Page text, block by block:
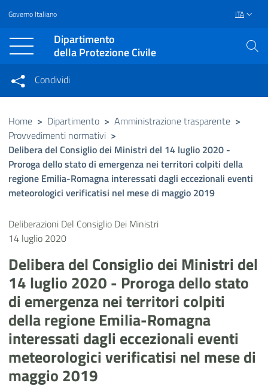
Vai al contenuto principale
Raggiungi il piè di pagina
Governo Italiano ITA
Dipartimento
della Protezione Civile
Condividi su Facebook
Condividi su Twitter
Condividi su LinkedIn
Condividi
Condividi sui social network
Home > Dipartimento > Amministrazione trasparente >
Provvedimenti normativi >
Delibera del Consiglio dei Ministri del 14 luglio 2020 -
Proroga dello stato di emergenza nei territori colpiti della
regione Emilia-Romagna interessati dagli eccezionali eventi
meteorologici verificatisi nel mese di maggio 2019
Deliberazioni Del Consiglio Dei Ministri
14 luglio 2020
Delibera del Consiglio dei Ministri del
14 luglio 2020 - Proroga dello stato
di emergenza nei territori colpiti
della regione Emilia-Romagna
interessati dagli eccezionali eventi
meteorologici verificatisi nel mese di
maggio 2019